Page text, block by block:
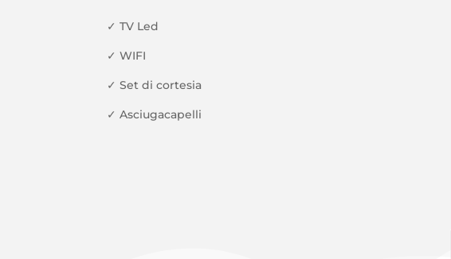
✓ TV Led
✓ WIFI
✓ Set di cortesia
✓ Asciugacapelli